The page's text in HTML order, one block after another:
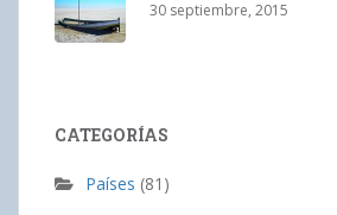
30 septiembre, 2015
CATEGORÍAS
Países (81)